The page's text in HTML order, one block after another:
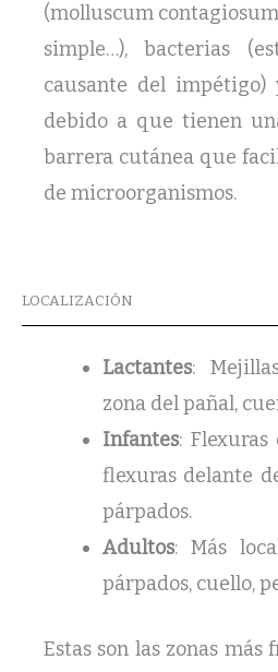
(molluscum
simple…), bacterias
causante del impétigo)
debido a que tienen
barrera cutánea que
de microorganismos.
LOCALIZACIÓN
Lactantes:
zona del pañal,
Infantes: Flexuras
flexuras delante
párpados.
Adultos: Más
párpados, cuello,
Estas son las zonas más